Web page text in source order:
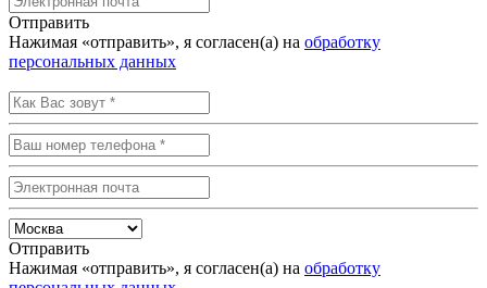
Отправить
Нажимая «отправить», я согласен(а) на обработку
персональных данных
Отправить
Нажимая «отправить», я согласен(а) на обработку